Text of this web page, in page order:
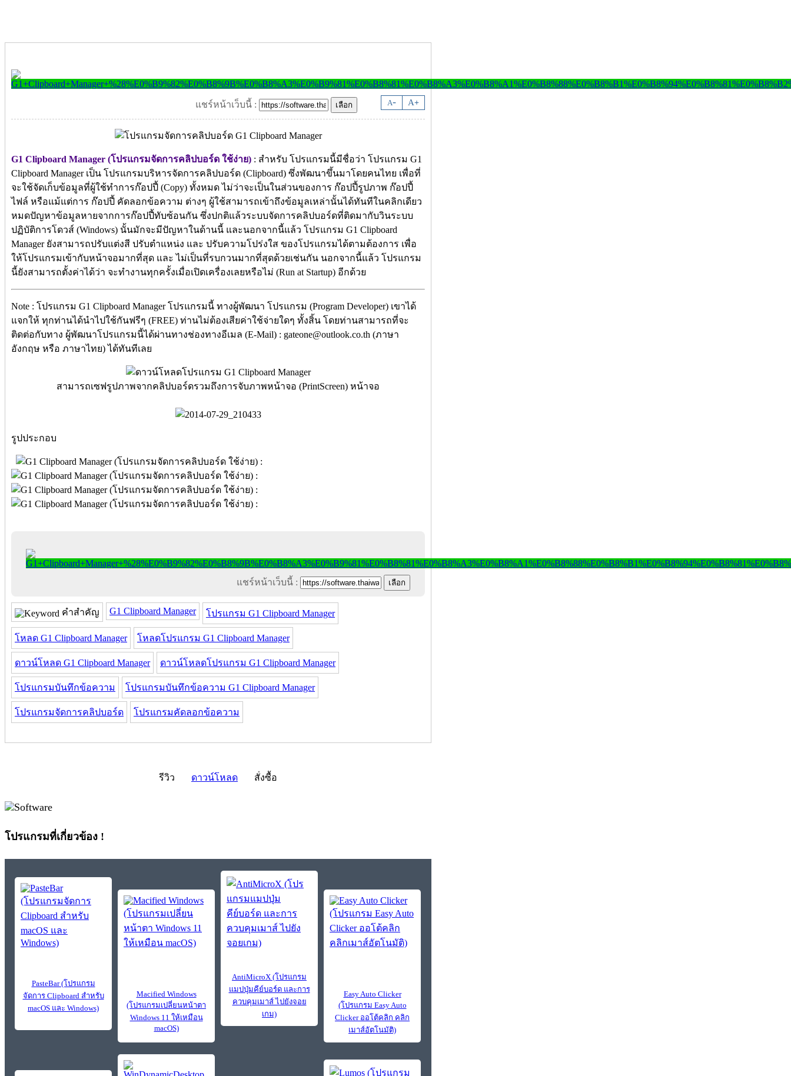
A- A+
แชร์หน้าเว็บนี้ :
G1 Clipboard Manager (โปรแกรมจัดการคลิปบอร์ด ใช้ง่าย) : สำหรับ โปรแกรมนี้มีชื่อว่า โปรแกรม G1
Clipboard Manager เป็น โปรแกรมบริหารจัดการคลิปบอร์ด (Clipboard) ซึ่งพัฒนาขึ้นมาโดยคนไทย เพื่อที่
จะใช้จัดเก็บข้อมูลที่ผู้ใช้ทำการก๊อปปี้ (Copy) ทั้งหมด ไม่ว่าจะเป็นในส่วนของการ ก๊อปปี้รูปภาพ ก๊อปปี้
ไฟล์ หรือแม้แต่การ ก๊อปปี้ คัดลอกข้อความ ต่างๆ ผู้ใช้สามารถเข้าถึงข้อมูลเหล่านั้นได้ทันทีในคลิกเดียว
หมดปัญหาข้อมูลหายจากการก๊อปปี้ทับซ้อนกัน ซึ่งปกติแล้วระบบจัดการคลิปบอร์ดที่ติดมากับวินระบบ
ปฏิบัติการโดวส์ (Windows) นั้นมักจะมีปัญหาในด้านนี้ และนอกจากนี้แล้ว โปรแกรม G1 Clipboard
Manager ยังสามารถปรับแต่งสี ปรับตำแหน่ง และ ปรับความโปร่งใส ของโปรแกรมได้ตามต้องการ เพื่อ
ให้โปรแกรมเข้ากับหน้าจอมากที่สุด และ ไม่เป็นที่รบกวนมากที่สุดด้วยเช่นกัน นอกจากนี้แล้ว โปรแกรม
นี้ยังสามารถตั้งค่าได้ว่า จะทำงานทุกครั้งเมื่อเปิดเครื่องเลยหรือไม่ (Run at Startup) อีกด้วย
Note : โปรแกรม G1 Clipboard Manager โปรแกรมนี้ ทางผู้พัฒนา โปรแกรม (Program Developer) เขาได้
แจกให้ ทุกท่านได้นำไปใช้กันฟรีๆ (FREE) ท่านไม่ต้องเสียค่าใช้จ่ายใดๆ ทั้งสิ้น โดยท่านสามารถที่จะ
ติดต่อกับทาง ผู้พัฒนาโปรแกรมนี้ได้ผ่านทางช่องทางอีเมล (E-Mail) : gateone@outlook.co.th (ภาษา
อังกฤษ หรือ ภาษาไทย) ได้ทันทีเลย
สามารถเซฟรูปภาพจากคลิปบอร์ดรวมถึงการจับภาพหน้าจอ (PrintScreen) หน้าจอ
รูปประกอบ
แชร์หน้าเว็บนี้ :
คำสำคัญ G1 Clipboard Manager โปรแกรม G1 Clipboard Manager
โหลด G1 Clipboard Manager โหลดโปรแกรม G1 Clipboard Manager
ดาวน์โหลด G1 Clipboard Manager ดาวน์โหลดโปรแกรม G1 Clipboard Manager
โปรแกรมบันทึกข้อความ โปรแกรมบันทึกข้อความ G1 Clipboard Manager
โปรแกรมจัดการคลิปบอร์ด โปรแกรมคัดลอกข้อความ
รีวิว ดาวน์โหลด สั่งซื้อ
โปรแกรมที่เกี่ยวข้อง !
PasteBar (โปรแกรม
จัดการ Clipboard สำหรับ
macOS และ Windows)
Macified Windows
(โปรแกรมเปลี่ยนหน้าตา
Windows 11 ให้เหมือน
macOS)
AntiMicroX (โปรแกรม
แมปปุ่มคีย์บอร์ด และการ
ควบคุมเมาส์ ไปยังจอย
เกม)
Easy Auto Clicker
(โปรแกรม Easy Auto
Clicker ออโต้คลิก คลิก
เมาส์อัตโนมัติ)